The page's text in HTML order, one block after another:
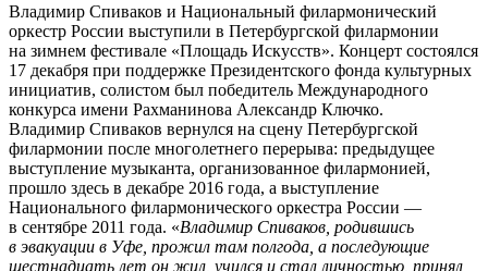
Владимир Спиваков и Национальный филармонический
оркестр России выступили в Петербургской филармонии
на зимнем фестивале «Площадь Искусств». Концерт состоялся
17 декабря при поддержке Президентского фонда культурных
инициатив, солистом был победитель Международного
конкурса имени Рахманинова Александр Ключко.
Владимир Спиваков вернулся на сцену Петербургской
филармонии после многолетнего перерыва: предыдущее
выступление музыканта, организованное филармонией,
прошло здесь в декабре 2016 года, а выступление
Национального филармонического оркестра России —
в сентябре 2011 года. «Владимир Спиваков, родившись
в эвакуации в Уфе, прожил там полгода, а последующие
шестнадцать лет он жил, учился и стал личностью, принял